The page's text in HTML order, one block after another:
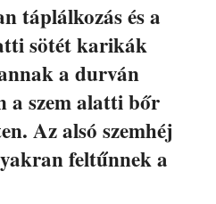
táplálkozás és a
sötét karikák
a durván
a szem alatti bőr
Az alsó szemhéj
feltűnnek a